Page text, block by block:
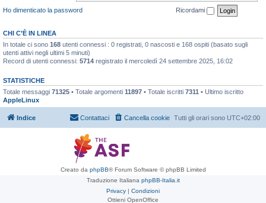
Ho dimenticato la password
Ricordami
CHI C’È IN LINEA
In totale ci sono 168 utenti connessi : 0 registrati, 0 nascosti e 168 ospiti (basato sugli
utenti attivi negli ultimi 5 minuti)
Record di utenti connessi: 5714 registrato il mercoledì 24 settembre 2025, 16:02
STATISTICHE
Totale messaggi 71325 • Totale argomenti 11897 • Totale iscritti 7311 • Ultimo iscritto
AppleLinux
Indice Tutti gli orari sono UTC+02:00
Cancella cookie
Contattaci
Creato da phpBB® Forum Software © phpBB Limited
Traduzione Italiana phpBB-Italia.it
Privacy | Condizioni
Ottieni OpenOffice